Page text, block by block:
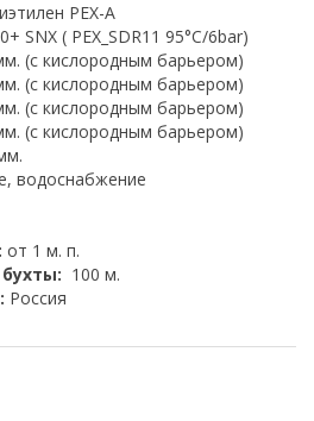
PEX-A
SNX ( PEX_SDR11 95°C/6bar)
(с кислородным барьером)
(с кислородным барьером)
(с кислородным барьером)
(с кислородным барьером)
водоснабжение
от 1 м. п.
100 м.
Россия